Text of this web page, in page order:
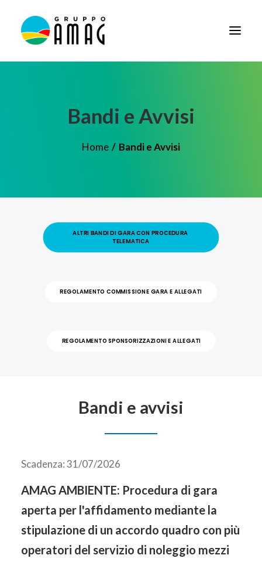
BANDI E AVVISI
FORNITORI
Bandi e Avvisi
Home Bandi e Avvisi
ALTRI BANDI DI GARA CON PROCEDURA
TELEMATICA
REGOLAMENTO COMMISSIONE GARA E ALLEGATI
REGOLAMENTO SPONSORIZZAZIONI E ALLEGATI
Bandi e avvisi
Scadenza: 31/07/2026
AMAG AMBIENTE: Procedura di gara
aperta per l'affidamento mediante la
stipulazione di un accordo quadro con più
operatori del servizio di noleggio mezzi